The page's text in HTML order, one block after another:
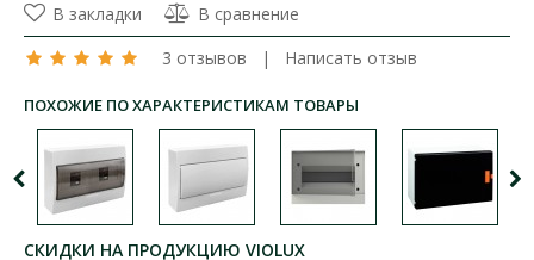
В закладки
В сравнение
3 отзывов | Написать отзыв
ПОХОЖИЕ ПО ХАРАКТЕРИСТИКАМ ТОВАРЫ
СКИДКИ НА ПРОДУКЦИЮ VIOLUX